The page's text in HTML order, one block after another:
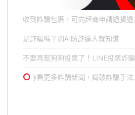
收到詐騙包裹，可向超商申請退貨退
是詐騙嗎？問AI防詐達人就知道
不要再幫狗狗投票了！LINE投票詐
⟫看更多詐騙新聞，識破詐騙手